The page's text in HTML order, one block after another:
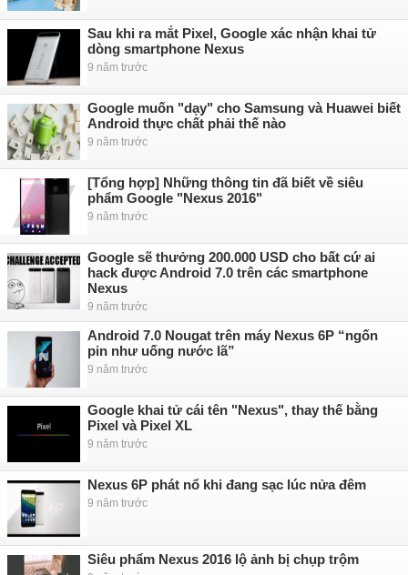
Sau khi ra mắt Pixel, Google xác nhận khai tử
dòng smartphone Nexus
9 năm trước
Google muốn "dạy" cho Samsung và Huawei biết
Android thực chất phải thế nào
9 năm trước
[Tổng hợp] Những thông tin đã biết về siêu
phẩm Google "Nexus 2016"
9 năm trước
Google sẽ thưởng 200.000 USD cho bất cứ ai
hack được Android 7.0 trên các smartphone
Nexus
9 năm trước
Android 7.0 Nougat trên máy Nexus 6P “ngốn
pin như uống nước lã”
9 năm trước
Google khai tử cái tên "Nexus", thay thế bằng
Pixel và Pixel XL
9 năm trước
Nexus 6P phát nổ khi đang sạc lúc nửa đêm
9 năm trước
Siêu phẩm Nexus 2016 lộ ảnh bị chụp trộm